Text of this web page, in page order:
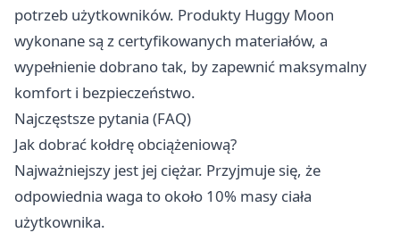
potrzeb użytkowników. Produkty Huggy Moon
wykonane są z certyfikowanych materiałów, a
wypełnienie dobrano tak, by zapewnić maksymalny
komfort i bezpieczeństwo.
Najczęstsze pytania (FAQ)
Jak dobrać kołdrę obciążeniową?
Najważniejszy jest jej ciężar. Przyjmuje się, że
odpowiednia waga to około 10% masy ciała
użytkownika.